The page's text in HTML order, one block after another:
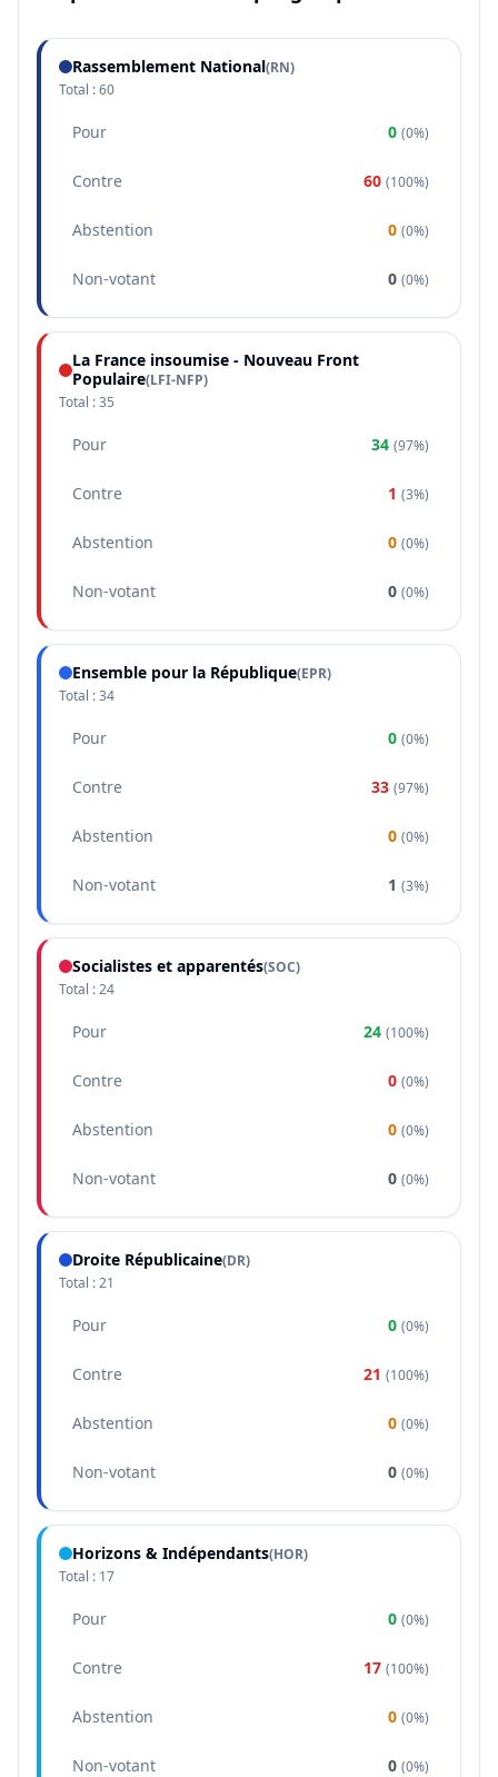
Rassemblement National(RN)
Total :60
Pour 0 (0%)
Contre 60 (100%)
Abstention 0 (0%)
Non-votant 0 (0%)
La France insoumise - Nouveau Front
Populaire(LFI-NFP)
Total :35
Pour 34 (97%)
Contre 1 (3%)
Abstention 0 (0%)
Non-votant 0 (0%)
Ensemble pour la République(EPR)
Total :34
Pour 0 (0%)
Contre 33 (97%)
Abstention 0 (0%)
Non-votant 1 (3%)
Socialistes et apparentés(SOC)
Total :24
Pour 24 (100%)
Contre 0 (0%)
Abstention 0 (0%)
Non-votant 0 (0%)
Droite Républicaine(DR)
Total :21
Pour 0 (0%)
Contre 21 (100%)
Abstention 0 (0%)
Non-votant 0 (0%)
Horizons & Indépendants(HOR)
Total : 17
Pour 0 (0%)
Contre 17 (100%)
Abstention 0 (0%)
Non-votant 0 (0%)